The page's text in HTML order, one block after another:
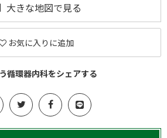
大きな地図で見る
お気に入りに追加
循環器内科をシェアする